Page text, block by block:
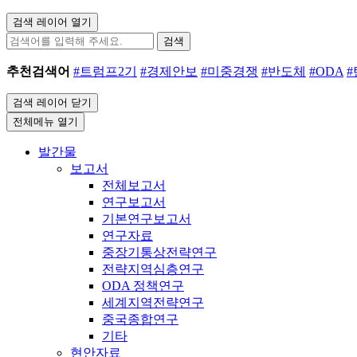
검색 레이어 열기
검색
추천검색어 #트럼프2기 #경제안보 #미중경쟁 #반도체 #ODA #
검색 레이어 닫기
전체메뉴 열기
발간물
보고서
전체보고서
연구보고서
기본연구보고서
연구자료
중장기통상전략연구
전략지역심층연구
ODA 정책연구
세계지역전략연구
중국종합연구
기타
현안자료